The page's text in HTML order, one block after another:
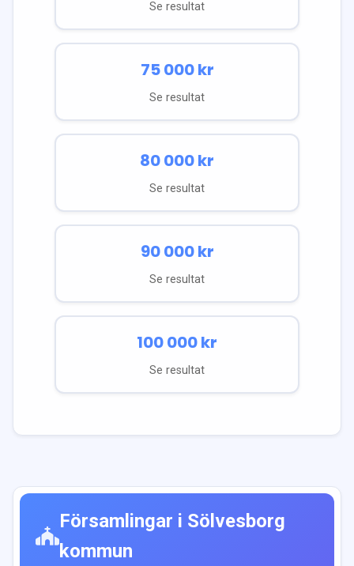
Se resultat
75 000kr
Se resultat
80 000kr
Se resultat
90 000kr
Se resultat
100 000kr
Se resultat
Församlingar i Sölvesborg
kommun